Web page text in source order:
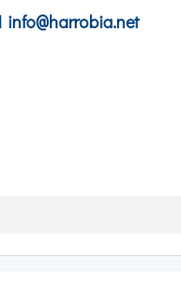
info@harrobia.net
sana